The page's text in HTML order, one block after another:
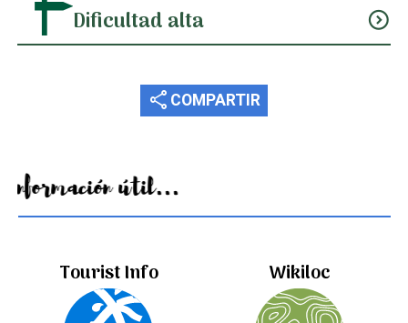
Dificultad alta expand_circle_down
share COMPARTIR
Información útil...
Tourist Info Wikiloc